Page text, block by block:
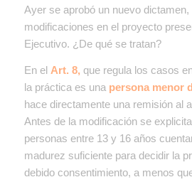
Ayer se aprobó un nuevo
modificaciones en el proyecto
Ejecutivo. ¿De qué se tratan?
En el Art. 8, que regula los casos
la práctica es una persona menor
hace directamente una remisión al
Antes de la modificación se
personas entre 13 y 16 años
madurez suficiente para decidir la
debido consentimiento, a menos